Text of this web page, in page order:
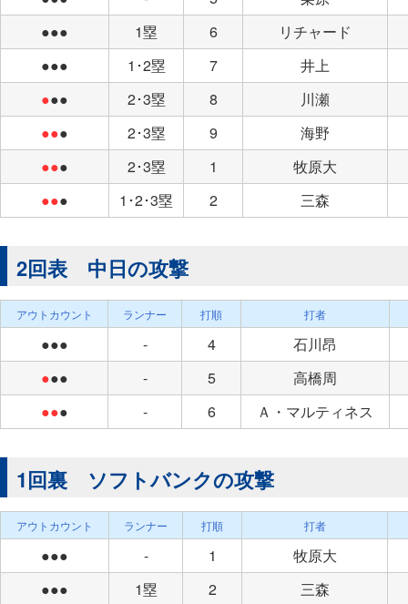
●●●
1塁 6
リチャード
●●●
1･2塁 7
井上
●●● 2･3塁 8
川瀬
●●● 2･3塁 9
海野
●●● 2･3塁 1
牧原大
●●● 1･2･3塁 2 三森
2回表 中日の攻撃
アウトカウント ランナー 打順 打者
●●● - 4
石川昂
●●● - 5
高橋周
●●● - 6 Ａ・マルティネス
1回裏 ソフトバンクの攻撃
アウトカウント ランナー 打順 打者
●●● - 1
牧原大
●●●
1塁 2
三森